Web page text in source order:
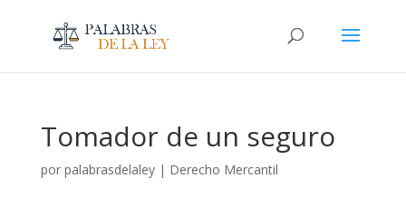
Tomador de un seguro
por palabrasdelaley| Derecho Mercantil